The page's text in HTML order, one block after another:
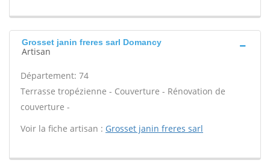
Grosset janin freres sarl Domancy
Artisan
Département: 74
Terrasse tropézienne - Couverture - Rénovation de
couverture -
Voir la fiche artisan : Grosset janin freres sarl